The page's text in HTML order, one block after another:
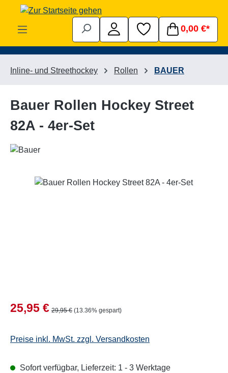
Zum Hauptinhalt springen
0,00 €*
Inline- und Streethockey Rollen BAUER
Bauer Rollen Hockey Street
82A - 4er-Set
Bildergalerie überspringen
Verkaufspreis:
25,95 € Regulärer Preis:
29,95 € (13.36% gespart)
Preise inkl. MwSt. zzgl. Versandkosten
Sofort verfügbar, Lieferzeit: 1 - 3 Werktage